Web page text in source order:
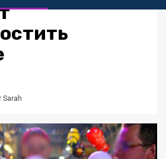
Sarah